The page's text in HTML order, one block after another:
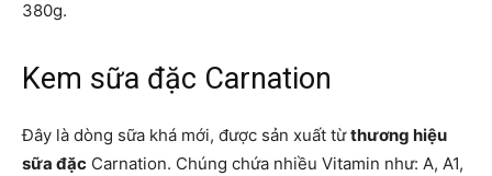
380g.
Kem sữa đặc Carnation
Đây là dòng sữa khá mới, được sản xuất từthương hiệu
sữa đặc Carnation. Chúng chứa nhiều Vitamin như: A, A1,